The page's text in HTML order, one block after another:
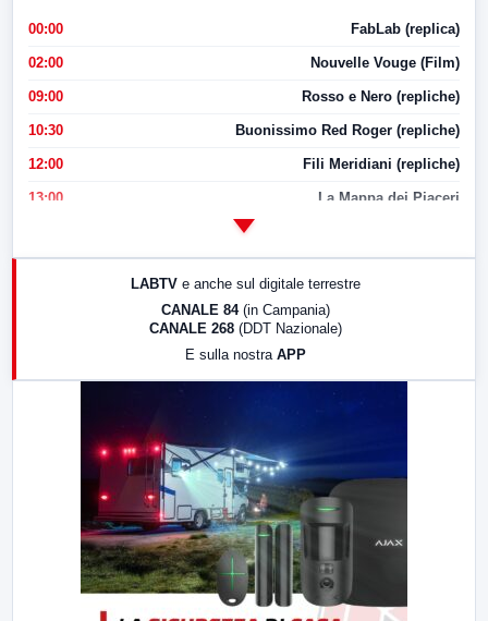
00:00 FabLab (replica)
02:00 Nouvelle Vouge (Film)
09:00 Rosso e Nero (repliche)
10:30 Buonissimo Red Roger (repliche)
12:00 Fili Meridiani (repliche)
13:00 La Mappa dei Piaceri
LABTV e anche sul digitale terrestre
CANALE 84 (in Campania)
CANALE 268 (DDT Nazionale)
E sulla nostra APP